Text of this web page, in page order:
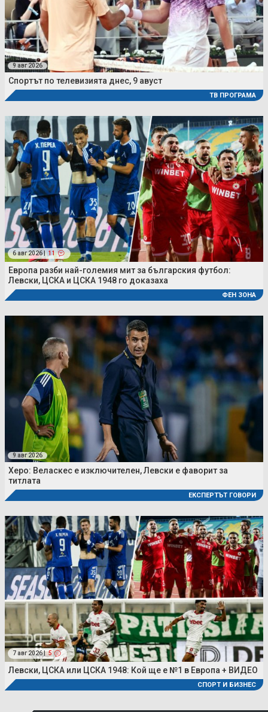
9 авг 2026
Спортът по телевизията днес, 9 авуст
ТВ ПРОГРАМА
6 авг 2026 | 11
Европа разби най-големия мит за българския футбол:
Левски, ЦСКА и ЦСКА 1948 го доказаха
ФЕН ЗОНА
9 авг 2026
Херо: Веласкес е изключителен, Левски е фаворит за
титлата
ЕКСПЕРТЪТ ГОВОРИ
7 авг 2026 | 5
Левски, ЦСКА или ЦСКА 1948: Кой ще е №1 в Европа + ВИДЕО
СПОРТ И БИЗНЕС